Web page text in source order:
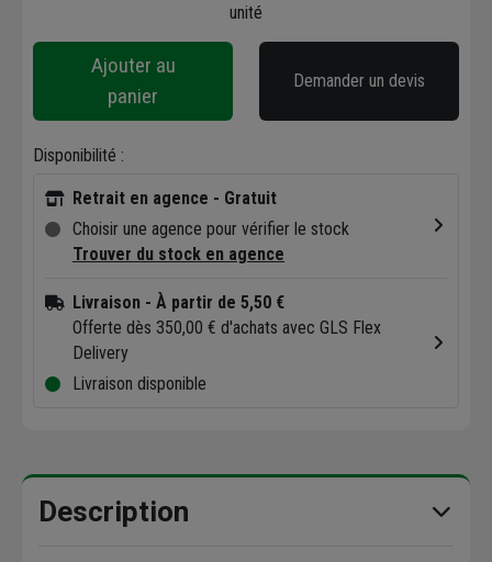
unité
Ajouter au
panier
Demander un devis
Disponibilité :
Retrait en agence - Gratuit
Choisir une agence pour vérifier le stock
Trouver du stock en agence
Livraison - À partir de 5,50 €
Offerte dès 350,00 € d'achats avec GLS Flex
Delivery
Livraison disponible
Description